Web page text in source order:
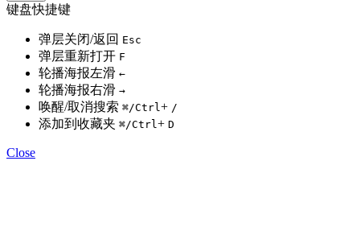
键盘快捷键
弹层关闭/返回 Esc
弹层重新打开 F
轮播海报左滑 ←
轮播海报右滑 →
唤醒/取消搜索 ⌘/Ctrl + /
添加到收藏夹 ⌘/Ctrl + D
Close